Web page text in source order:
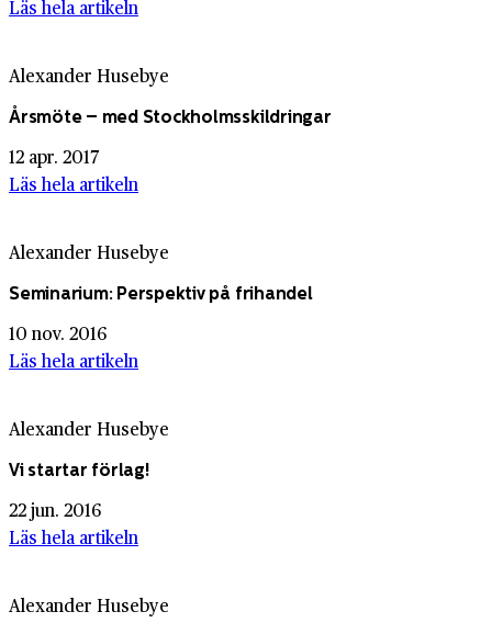
Läs hela artikeln
Alexander Husebye
Årsmöte – med Stockholmsskildringar
12 apr. 2017
Läs hela artikeln
Alexander Husebye
Seminarium: Perspektiv på frihandel
10 nov. 2016
Läs hela artikeln
Alexander Husebye
Vi startar förlag!
22 jun. 2016
Läs hela artikeln
Alexander Husebye